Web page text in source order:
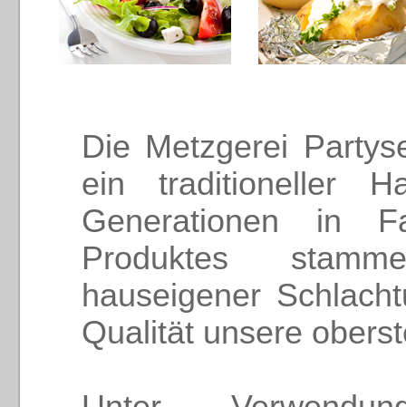
Die Metzgerei
ein traditioneller
Generationen in
Produktes
hauseigener
Qualität unsere